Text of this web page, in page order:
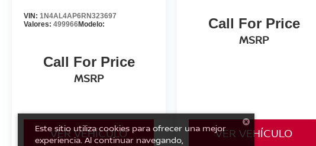
VIN: 1N4AL4AP6RN323697
Valores: 499966Modelo:
Call For Price
MSRP
VER VEHÍCULO
Call For Price
MSRP
VER VEHÍCULO
Este sitio utiliza cookies para ofrecer una mejor
experiencia. Al continuar navegando,